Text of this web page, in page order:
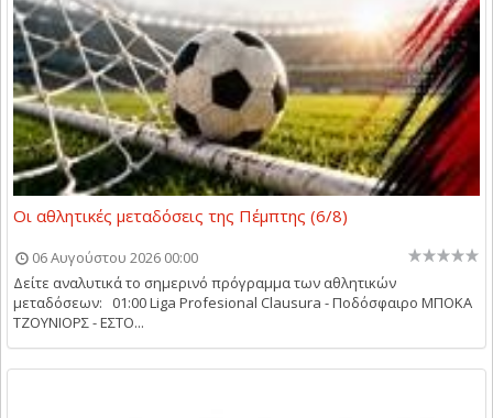
Οι αθλητικές μεταδόσεις της Πέμπτης (6/8)
06 Αυγούστου 2026 00:00
Δείτε αναλυτικά το σημερινό πρόγραμμα των αθλητικών
μεταδόσεων: 01:00 Liga Profesional Clausura - Ποδόσφαιρο ΜΠΟΚΑ
ΤΖΟΥΝΙΟΡΣ - ΕΣΤΟ...